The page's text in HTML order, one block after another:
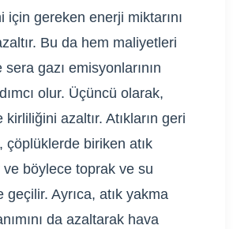
için gereken enerji miktarını
Bu da hem maliyetleri
gazı emisyonlarının
olur. Üçüncü olarak,
kirliliğini azaltır. Atıkların geri
çöplüklerde biriken atık
ve böylece toprak ve su
geçilir. Ayrıca, atık yakma
da azaltarak hava